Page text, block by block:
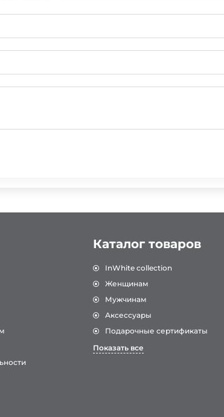
Каталог товаров
InWhite collection
Женщинам
Мужчинам
Аксессуары
Подарочные сертификаты
Показать все